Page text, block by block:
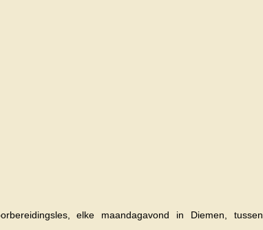
elke maandagavond in Diemen, tussen